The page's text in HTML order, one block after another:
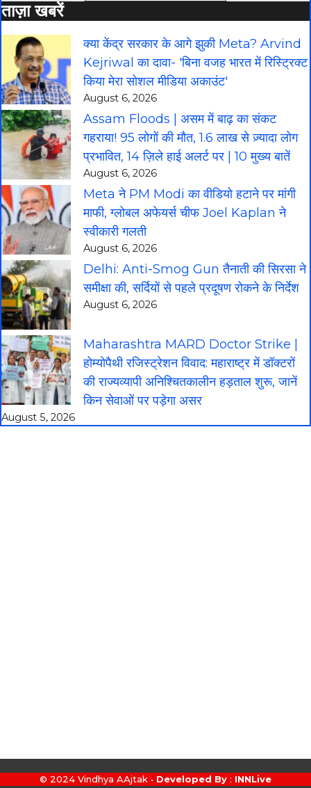
ताज़ा खबरें
क्या केंद्र सरकार के आगे झुकी Meta? Arvind
Kejriwal का दावा- 'बिना वजह भारत में रिस्ट्रिक्ट
किया मेरा सोशल मीडिया अकाउंट'
August 6, 2026
Assam Floods | असम में बाढ़ का संकट
गहराया! 95 लोगों की मौत, 1.6 लाख से ज़्यादा लोग
प्रभावित, 14 ज़िले हाई अलर्ट पर | 10 मुख्य बातें
August 6, 2026
Meta ने PM Modi का वीडियो हटाने पर मांगी
माफी, ग्लोबल अफेयर्स चीफ Joel Kaplan ने
स्वीकारी गलती
August 6, 2026
Delhi: Anti-Smog Gun तैनाती की सिरसा ने
समीक्षा की, सर्दियों से पहले प्रदूषण रोकने के निर्देश
August 6, 2026
Maharashtra MARD Doctor Strike |
होम्योपैथी रजिस्ट्रेशन विवाद: महाराष्ट्र में डॉक्टरों
की राज्यव्यापी अनिश्चितकालीन हड़ताल शुरू, जानें
किन सेवाओं पर पड़ेगा असर
August 5, 2026
© 2024 Vindhya AAjtak • Developed By : INNLive